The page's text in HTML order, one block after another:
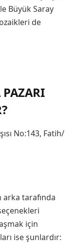
Büyük Saray
de
PAZARI
No:143, Fatih/
arka tarafında
için
ise şunlardır: